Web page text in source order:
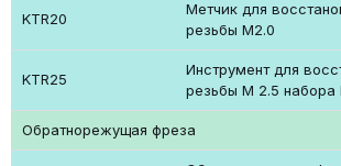
KTR20
Метчик для
резьбы М2.0
KTR25
Инструмент для
резьбы М 2.5 набора
Обратнорежущая фреза